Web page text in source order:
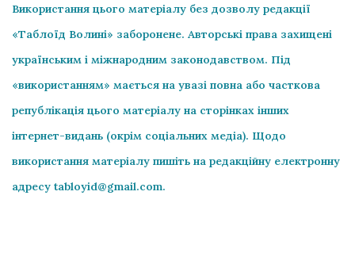
Використання цього матеріалу без дозволу редакції
«Таблоїд Волині» заборонене. Авторські права захищені
українським і міжнародним законодавством. Під
«використанням» мається на увазі повна або часткова
републікація цього матеріалу на сторінках інших
інтернет-видань (окрім соціальних медіа). Щодо
використання матеріалу пишіть на редакційну електронну
адресу tabloyid@gmail.com.